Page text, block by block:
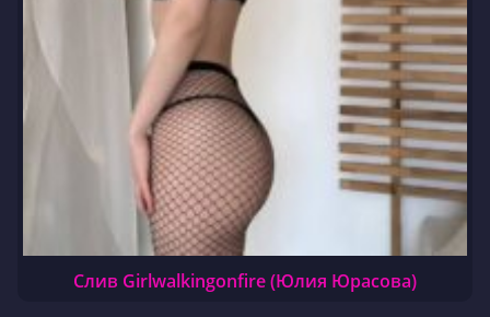
Слив Girlwalkingonfire (Юлия Юрасова)